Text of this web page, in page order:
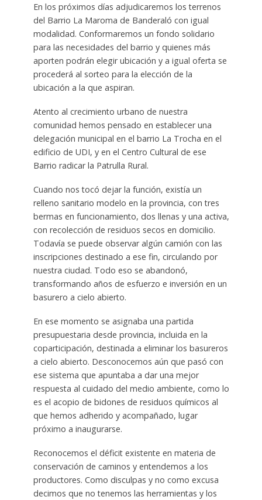
En los próximos días adjudicaremos los terrenos
del Barrio La Maroma de Banderaló con igual
modalidad. Conformaremos un fondo solidario
para las necesidades del barrio y quienes más
aporten podrán elegir ubicación y a igual oferta se
procederá al sorteo para la elección de la
ubicación a la que aspiran.
Atento al crecimiento urbano de nuestra
comunidad hemos pensado en establecer una
delegación municipal en el barrio La Trocha en el
edificio de UDI, y en el Centro Cultural de ese
Barrio radicar la Patrulla Rural.
Cuando nos tocó dejar la función, existía un
relleno sanitario modelo en la provincia, con tres
bermas en funcionamiento, dos llenas y una activa,
con recolección de residuos secos en domicilio.
Todavía se puede observar algún camión con las
inscripciones destinado a ese fin, circulando por
nuestra ciudad. Todo eso se abandonó,
transformando años de esfuerzo e inversión en un
basurero a cielo abierto.
En ese momento se asignaba una partida
presupuestaria desde provincia, incluida en la
coparticipación, destinada a eliminar los basureros
a cielo abierto. Desconocemos aún que pasó con
ese sistema que apuntaba a dar una mejor
respuesta al cuidado del medio ambiente, como lo
es el acopio de bidones de residuos químicos al
que hemos adherido y acompañado, lugar
próximo a inaugurarse.
Reconocemos el déficit existente en materia de
conservación de caminos y entendemos a los
productores. Como disculpas y no como excusa
decimos que no tenemos las herramientas y los